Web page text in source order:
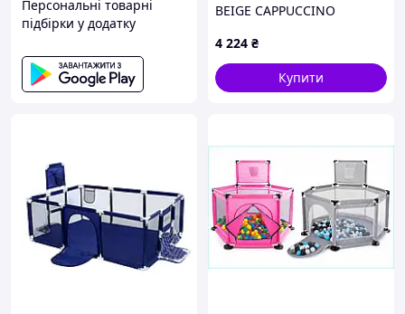
Персональні товарні
підбірки у додатку
BEIGE CAPPUCCINO
4 224 ₴
Купити